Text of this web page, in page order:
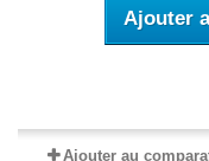
Ajouter
Ajouter au